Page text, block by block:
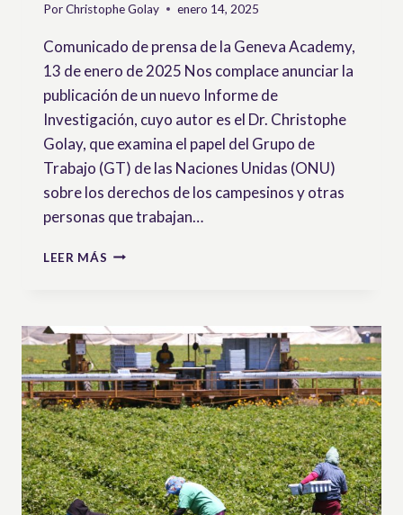
PorChristophe Golay enero 14, 2025
Comunicado de prensa de la Geneva Academy,
13 de enero de 2025 Nos complace anunciar la
publicación de un nuevo Informe de
Investigación, cuyo autor es el Dr. Christophe
Golay, que examina el papel del Grupo de
Trabajo (GT) de las Naciones Unidas (ONU)
sobre los derechos de los campesinos y otras
personas que trabajan…
LEER MÁS GRUPO
LA
ONU
SOBRE
LA
DECLARACIÓN
DE
LOS
DEREOCHOS
DE
LA